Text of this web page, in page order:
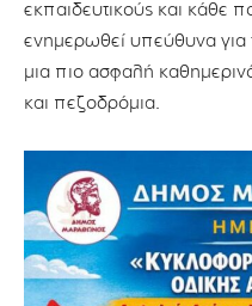
εκπαιδευτικούς και κάθε
ενημερωθεί υπεύθυνα
μια πιο ασφαλή
και πεζοδρόμια.